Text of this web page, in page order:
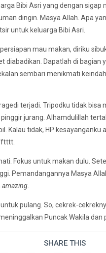
Bibi Asri yang dengan
dingin. Masya Allah. Apa
untuk keluarga Bibi Asri.
mau makan, diriku
diabadikan. Dapatlah di bagian
sembari menikmati
terjadi. Tripodku tidak bisa
jurang. Alhamdulillah
Kalau tidak, HP kesayanganku
Fokus untuk makan dulu.
Pemandangannya Masya
amazing.
pulang. So, cekrek-
Puncak Wakila
SHARE THIS